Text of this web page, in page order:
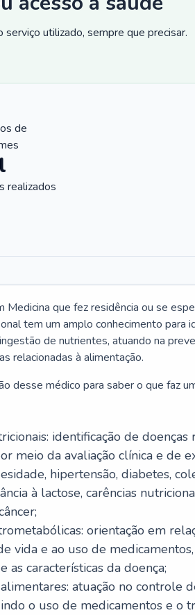
utilizado, sempre que precisar.
de
realizados
que fez residência ou se
tem um amplo conhecimento para
de nutrientes, atuando na
relacionadas à alimentação.
desse médico para saber o que faz
identificação de doenças
meio da avaliação clínica e de
hipertensão, diabetes,
à lactose, carências
orientação em
vida e ao uso de
as características da doença;
atuação no controle
o uso de medicamentos e o